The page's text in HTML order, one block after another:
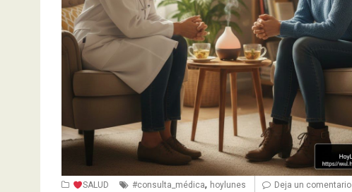
SALUD #consulta_médica, hoylunes Deja un comentario